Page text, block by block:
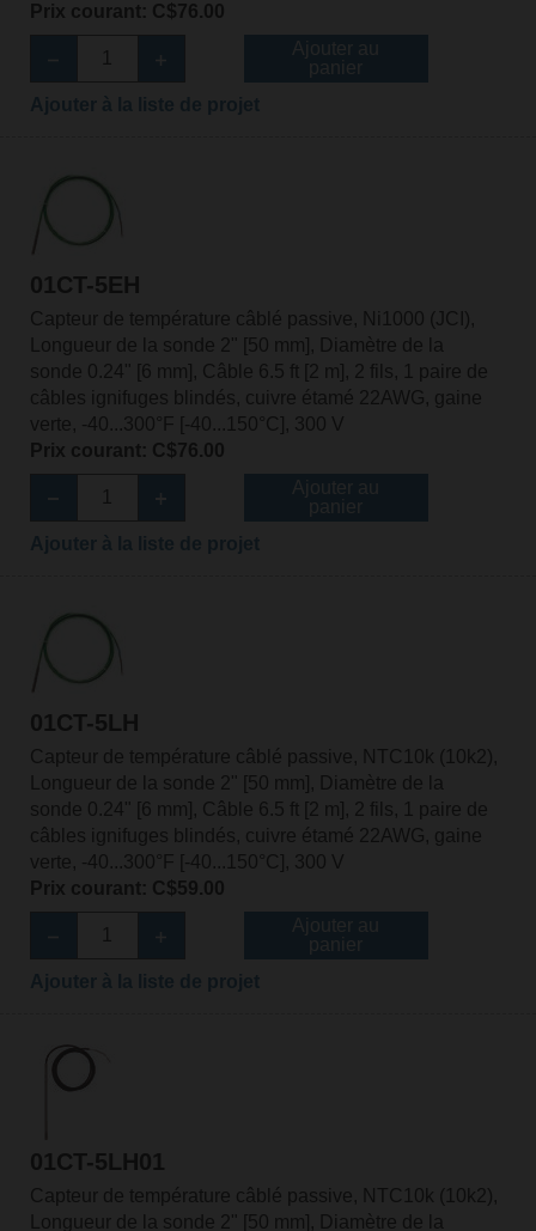
Prix courant: C$76.00
01CT-5EH
Capteur de température câblé passive, Ni1000 (JCI),
Longueur de la sonde 2" [50 mm], Diamètre de la
sonde 0.24" [6 mm], Câble 6.5 ft [2 m], 2 fils, 1 paire de
câbles ignifuges blindés, cuivre étamé 22AWG, gaine
verte, -40...300°F [-40...150°C], 300 V
Prix courant: C$76.00
01CT-5LH
Capteur de température câblé passive, NTC10k (10k2),
Longueur de la sonde 2" [50 mm], Diamètre de la
sonde 0.24" [6 mm], Câble 6.5 ft [2 m], 2 fils, 1 paire de
câbles ignifuges blindés, cuivre étamé 22AWG, gaine
verte, -40...300°F [-40...150°C], 300 V
Prix courant: C$59.00
01CT-5LH01
Capteur de température câblé passive, NTC10k (10k2),
Longueur de la sonde 2" [50 mm], Diamètre de la